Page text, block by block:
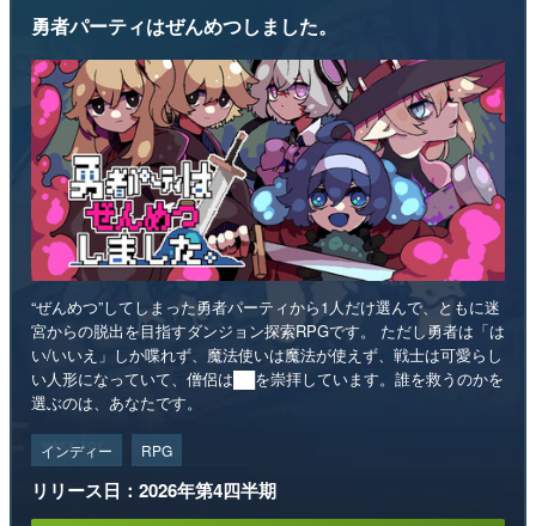
勇者パーティはぜんめつしました。
“ぜんめつ”してしまった勇者パーティから1人だけ選んで、ともに迷
宮からの脱出を目指すダンジョン探索RPGです。 ただし勇者は「は
い/いいえ」しか喋れず、魔法使いは魔法が使えず、戦士は可愛らし
い人形になっていて、僧侶は██を崇拝しています。誰を救うのかを
選ぶのは、あなたです。
インディー RPG
リリース日：2026年第4四半期